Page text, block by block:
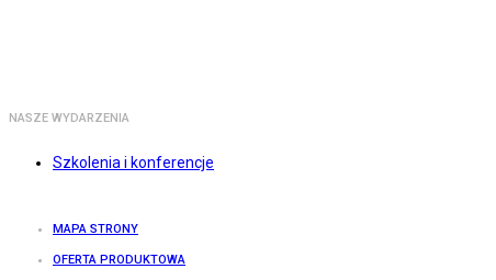
NASZE WYDARZENIA
Szkolenia i konferencje
MAPA STRONY
OFERTA PRODUKTOWA